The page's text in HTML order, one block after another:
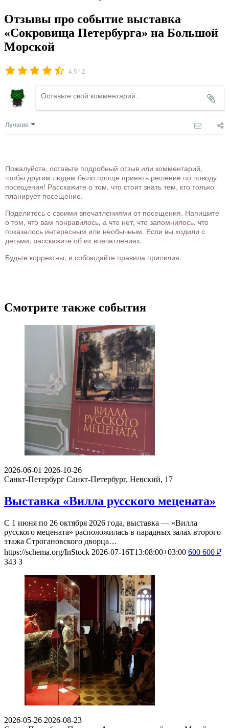
Отзывы про событие выставка
«Сокровища Петербурга» на Большой
Морской
4.5 /2
Лучшие
Пожалуйста, оставьте подробный отзыв или комментарий,
чтобы другим людям было проще принять решение по поводу
посещения! Расскажите о том, что стоит знать тем, кто только
планирует посещение.
Поделитесь с своими впечатлениями от посещения. Напишите
о том, что вам понравилось, а что нет, что запомнилось, что
показалось интересным или необычным. Если вы ходили с
детьми, расскажите об их впечатлениях.
Будьте корректны, и соблюдайте правила приличия.
Смотрите также события
2026-06-01 2026-10-26
Санкт-Петербург Санкт-Петербург, Невский, 17
Выставка «Вилла русского мецената»
С 1 июня по 26 октября 2026 года, выставка — «Вилла
русского мецената» расположилась в парадных залах второго
этажа Строгановского дворца…
https://schema.org/InStock 2026-07-16T13:08:00+03:00 600 600 ₽
343 3
2026-05-26 2026-08-23